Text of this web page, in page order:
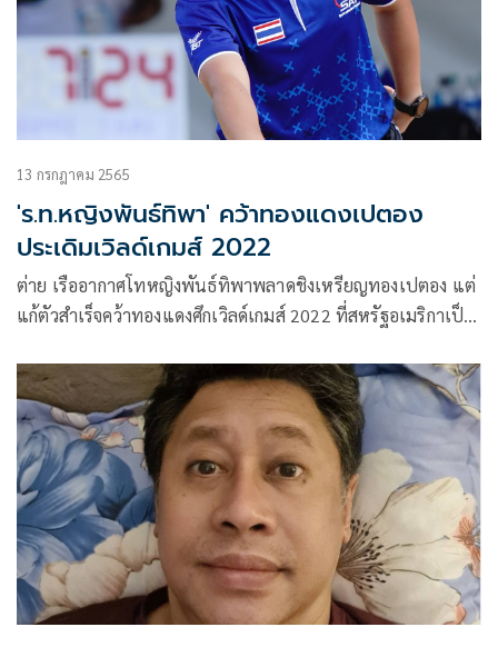
13 กรกฎาคม 2565
'ร.ท.หญิงพันธ์ทิพา' คว้าทองแดงเปตอง
ประเดิมเวิลด์เกมส์ 2022
ต่าย เรืออากาศโทหญิงพันธ์ทิพาพลาดชิงเหรียญทองเปตอง แต่
แก้ตัวสำเร็จคว้าทองแดงศึกเวิลด์เกมส์ 2022 ที่สหรัฐอเมริกาเป็น
ได้